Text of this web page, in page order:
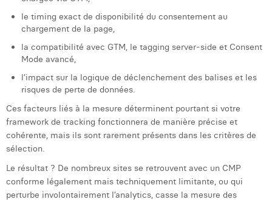
le timing exact de disponibilité du consentement au
chargement de la page,
la compatibilité avec GTM, le tagging server-side et Consent
Mode avancé,
l’impact sur la logique de déclenchement des balises et les
risques de perte de données.
Ces facteurs liés à la mesure déterminent pourtant si votre
framework de tracking fonctionnera de manière précise et
cohérente, mais ils sont rarement présents dans les critères de
sélection.
Le résultat ? De nombreux sites se retrouvent avec un CMP
conforme légalement mais techniquement limitante, ou qui
perturbe involontairement l’analytics, casse la mesure des